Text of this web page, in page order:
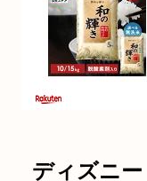
ディズニ